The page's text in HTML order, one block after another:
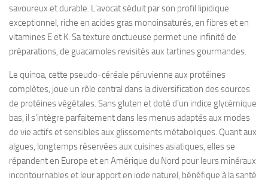
savoureux et durable. L’avocat séduit par son profil lipidique
exceptionnel, riche en acides gras monoinsaturés, en fibres et en
vitamines E et K. Sa texture onctueuse permet une infinité de
préparations, de guacamoles revisités aux tartines gourmandes.
Le quinoa, cette pseudo-céréale péruvienne aux protéines
complètes, joue un rôle central dans la diversification des sources
de protéines végétales. Sans gluten et doté d’un indice glycémique
bas, il s’intègre parfaitement dans les menus adaptés aux modes
de vie actifs et sensibles aux glissements métaboliques. Quant aux
algues, longtemps réservées aux cuisines asiatiques, elles se
répandent en Europe et en Amérique du Nord pour leurs minéraux
incontournables et leur apport en iode naturel, bénéfique à la santé